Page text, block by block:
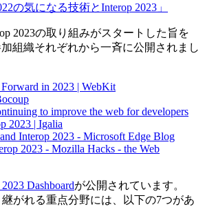
の気になる技術とInterop 2023」
2023の取り組みがスタートした旨を
組織それぞれから一斉に公開されまし
in 2023 | WebKit
to improve the web for developers
2023 | Igalia
Interop 2023 - Microsoft Edge Blog
2023 - Mozilla Hacks - the Web
Dashboardが公開されています。
継がれる重点分野には、以下の7つがあ